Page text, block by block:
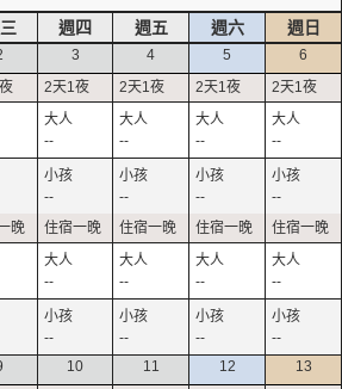
週四 週五 週六 週日
3
--
--
--
--
4
--
--
--
--
5
--
--
--
--
6
--
--
--
--
10 11 12 13